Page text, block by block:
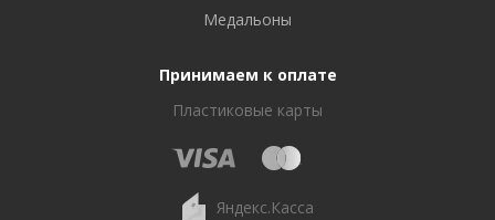
Медальоны
Принимаем к оплате
Пластиковые карты
Яндекс.Касса